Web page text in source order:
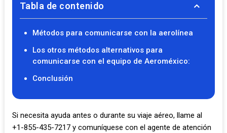
Tabla de contenido
Métodos para comunicarse con la aerolínea
Los otros métodos alternativos para
comunicarse con el equipo de Aeroméxico:
Conclusión
Si necesita ayuda antes o durante su viaje aéreo, llame al
+1-855-435-7217 y comuníquese con el agente de atención